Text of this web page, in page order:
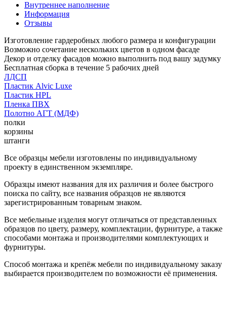
Внутреннее наполнение
Информация
Отзывы
Изготовление гардеробных любого размера и конфигурации
Возможно сочетание нескольких цветов в одном фасаде
Декор и отделку фасадов можно выполнить под вашу задумку
Бесплатная сборка в течение 5 рабочих дней
ЛДСП
Пластик Alvic Luxe
Пластик HPL
Пленка ПВХ
Полотно АГТ (МДФ)
полки
корзины
штанги
Все образцы мебели изготовлены по индивидуальному
проекту в единственном экземпляре.
Образцы имеют названия для их различия и более быстрого
поиска по сайту, все названия образцов не являются
зарегистрированным товарным знаком.
Все мебельные изделия могут отличаться от представленных
образцов по цвету, размеру, комплектации, фурнитуре, а также
способами монтажа и производителями комплектующих и
фурнитуры.
Способ монтажа и крепёж мебели по индивидуальному заказу
выбирается производителем по возможности её применения.